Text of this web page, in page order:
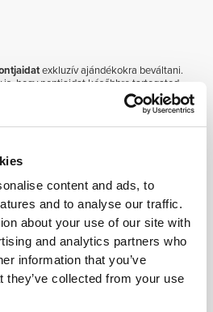
content and ads, to
and to analyse our traffic.
about your use of our site with
and analytics partners who
information that you’ve
they’ve collected from your use
exkluzív ajándékokra beváltani.
hogy pontjaidat későbbre tartogatod,
KÖVETKEZŐ LÉPÉS”
”-hoz jutsz.
hogy melyik címre kéred a rendelésed
a számodra legmegfelelőbb
lehetőségek alatt megtalálod a
A „KÖVETKEZŐ LÉPÉS” gombra
a „FIZETÉS”-hez lépsz tovább.